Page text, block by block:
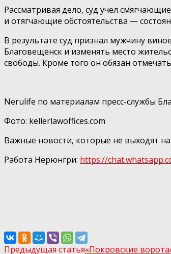
Рассматривая дело, суд учел
и отягчающие обстоятельства —
В результате суд признал мужчину
Благовещенск и изменять место
свободы. Кроме того он обязан
Nerulife по материалам пресс-службы
Фото: kellerlawoffices.com
Важные новости, которые не выходят на
Работа Нерюнгри: https://
Предыдущая статья«Покровские